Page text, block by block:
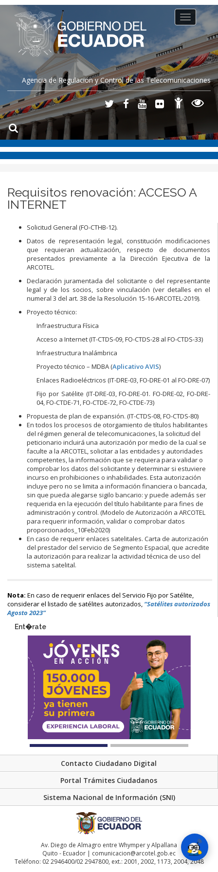
Agencia de Regulación y Control de las Telecomunicaciones
Toggle
navigation
Requisitos renovación: ACCESO A
INTERNET
Solicitud General (FO-CTHB-12).
Datos de representación legal, constitución modificaciones
que requieran actualización, respecto de documentos
presentados previamente a la Dirección Ejecutiva de la
ARCOTEL.
Declaración juramentada del solicitante o del representante
legal y de los socios, sobre vinculación (ver detalles en el
numeral 3 del art. 38 de la Resolución 15-16-ARCOTEL-2019).
Proyecto técnico:
Infraestructura Física
Acceso a Internet (IT-CTDS-09, FO-CTDS-28 al FO-CTDS-33)
Infraestructura Inalámbrica
Proyecto técnico – MDBA (Aplicativo AVIS)
Enlaces Radioeléctricos (IT-DRE-03, FO-DRE-01 al FO-DRE-07)
Fijo por Satélite (IT-DRE-03, FO-DRE-01. FO-DRE-02, FO-DRE-
04, FO-CTDE-71, FO-CTDE-72, FO-CTDE-73)
Propuesta de plan de expansión. (IT-CTDS-08, FO-CTDS-80)
En todos los procesos de otorgamiento de títulos habilitantes
del régimen general de telecomunicaciones, la solicitud del
peticionario incluirá una autorización por medio de la cual se
faculte a la ARCOTEL, solicitar a las entidades y autoridades
competentes, la información que se requiera para validar o
comprobar los datos del solicitante y determinar si estuviere
incurso en prohibiciones o inhabilidades. Esta autorización
incluye pero no se limita a información financiera o bancada,
sin que pueda alegarse sigilo bancario: y puede además ser
requerida en la ejecución del título habilitante para fines de
administración y control. (Modelo de Autorización a ARCOTEL
para requerir información, validar o comprobar datos
proporcionados_10Feb2020)
En caso de requerir enlaces satelitales. Carta de autorización
del prestador del servicio de Segmento Espacial, que acredite
la autorización para realizar la actividad técnica de uso del
sistema satelital.
Nota: En caso de requerir enlaces del Servicio Fijo por Satélite,
considerar el listado de satélites autorizados, “Satélites autorizados
Agosto 2023”
Ent�rate
Contacto Ciudadano Digital
Portal Trámites Ciudadanos
Sistema Nacional de Información (SNI)
Av. Diego de Almagro entre Whymper y Alpallana
Quito - Ecuador | comunicacion@arcotel.gob.ec
Teléfono: 02 2946400/02 2947800, ext.: 2001, 2002, 1173, 2004, 2048